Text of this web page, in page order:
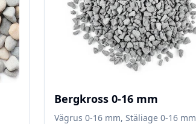
Bergkross 0-16 mm
Vägrus 0-16 mm, Stäliage 0-16 mm